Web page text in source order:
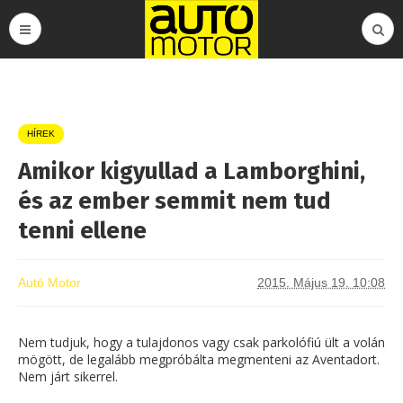
HÍREK
Amikor kigyullad a Lamborghini,
és az ember semmit nem tud
tenni ellene
Autó Motor 2015. Május 19. 10:08
Nem tudjuk, hogy a tulajdonos vagy csak parkolófiú ült a volán
mögött, de legalább megpróbálta megmenteni az Aventadort.
Nem járt sikerrel.